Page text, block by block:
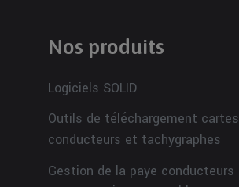
Nos produits
Logiciels SOLID
Outils de téléchargement cartes
conducteurs et tachygraphes
Gestion de la paye conducteurs